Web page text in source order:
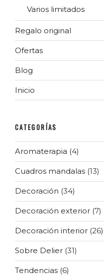
Varios limitados
Regalo original
Ofertas
Blog
Inicio
CATEGORÍAS
Aromaterapia (4)
Cuadros mandalas (13)
Decoración (34)
Decoración exterior (7)
Decoración interior (26)
Sobre Delier (31)
Tendencias (6)